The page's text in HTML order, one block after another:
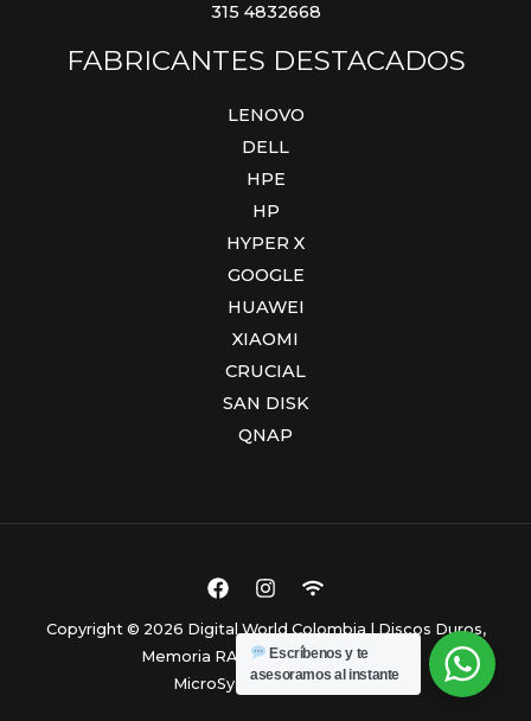
315 4832668
FABRICANTES DESTACADOS
LENOVO
DELL
HPE
HP
HYPER X
GOOGLE
HUAWEI
XIAOMI
CRUCIAL
SAN DISK
QNAP
Copyright © 2026 Digital World Colombia | Discos Duros,
Memoria RAM y Computadores.
MicroSystem Colombia.
Escríbenos y te
asesoramos al instante